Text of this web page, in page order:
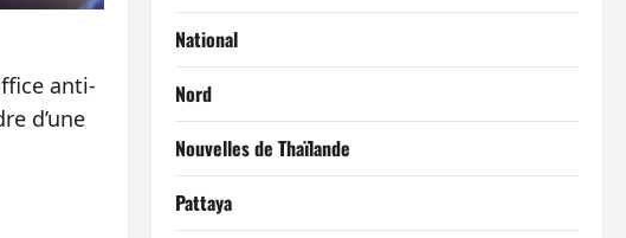
anti-
d’une
National
Nord
Nouvelles de Thaïlande
Pattaya